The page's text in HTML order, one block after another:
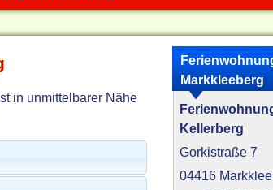
in unmittelbarer Nähe
Markkleeberg
Kellerberg
Gorkistraße 7
04416